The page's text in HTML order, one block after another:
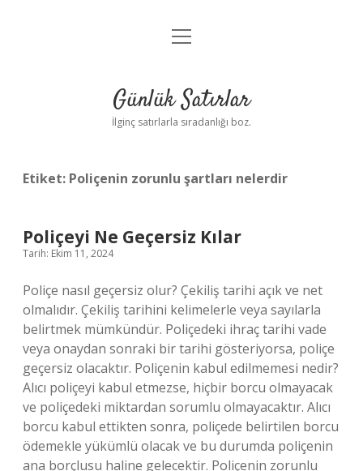
Anasayfa
Yasal Uyarı
menüyü
Günlük Satırlar
İlginç satırlarla sıradanlığı boz.
Etiket: Poliçenin zorunlu şartları nelerdir
Poliçeyi Ne Geçersiz Kılar
Tarih: Ekim 11, 2024
Poliçe nasıl geçersiz olur? Çekiliş tarihi açık ve net
olmalıdır. Çekiliş tarihini kelimelerle veya sayılarla
belirtmek mümkündür. Poliçedeki ihraç tarihi vade
veya onaydan sonraki bir tarihi gösteriyorsa, poliçe
geçersiz olacaktır. Poliçenin kabul edilmemesi nedir?
Alıcı poliçeyi kabul etmezse, hiçbir borcu olmayacak
ve poliçedeki miktardan sorumlu olmayacaktır. Alıcı
borcu kabul ettikten sonra, poliçede belirtilen borcu
ödemekle yükümlü olacak ve bu durumda poliçenin
ana borçlusu haline gelecektir. Poliçenin zorunlu